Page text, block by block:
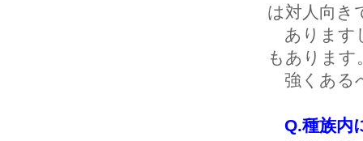
は対人向き
あります
もあります
強くある
Q.種族内